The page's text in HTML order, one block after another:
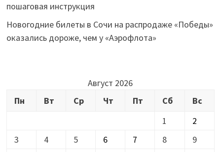
пошаговая инструкция
Новогодние билеты в Сочи на распродаже «Победы»
оказались дороже, чем у «Аэрофлота»
Август 2026
Пн
Вт Ср Чт Пт Сб
Вс
1
2
3
4 5 6 7 8
9